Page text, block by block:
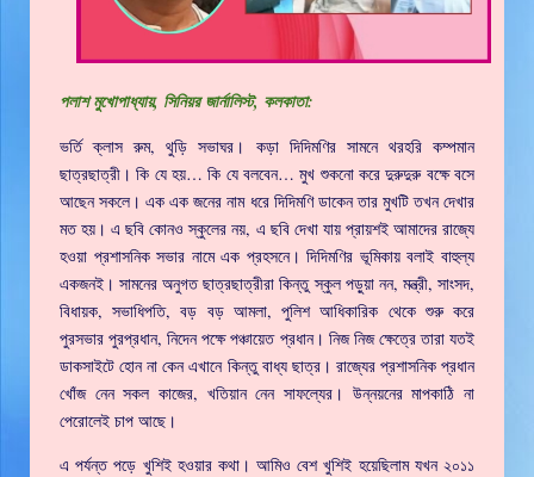
পলাশ মুখোপাধ্যায়, সিনিয়র জার্নালিস্ট, কলকাতা:
ভর্তি ক্লাস রুম, থুড়ি সভাঘর। কড়া দিদিমণির সামনে থরহরি কম্পমান
ছাত্রছাত্রী। কি যে হয়… কি যে বলবেন… মুখ শুকনো করে দুরুদুরু বক্ষে বসে
আছেন সকলে। এক এক জনের নাম ধরে দিদিমণি ডাকেন তার মুখটি তখন দেখার
মত হয়। এ ছবি কোনও স্কুলের নয়, এ ছবি দেখা যায় প্রায়শই আমাদের রাজ্যে
হওয়া প্রশাসনিক সভার নামে এক প্রহসনে। দিদিমণির ভূমিকায় বলাই বাহুল্য
একজনই। সামনের অনুগত ছাত্রছাত্রীরা কিন্তু স্কুল পড়ুয়া নন, মন্ত্রী, সাংসদ,
বিধায়ক, সভাধিপতি, বড় বড় আমলা, পুলিশ আধিকারিক থেকে শুরু করে
পুরসভার পুরপ্রধান, নিদেন পক্ষে পঞ্চায়েত প্রধান। নিজ নিজ ক্ষেত্রে তারা যতই
ডাকসাইটে হোন না কেন এখানে কিন্তু বাধ্য ছাত্র। রাজ্যের প্রশাসনিক প্রধান
খোঁজ নেন সকল কাজের, খতিয়ান নেন সাফল্যের। উন্নয়নের মাপকাঠি না
পেরোলেই চাপ আছে।
এ পর্যন্ত পড়ে খুশিই হওয়ার কথা। আমিও বেশ খুশিই হয়েছিলাম যখন ২০১১